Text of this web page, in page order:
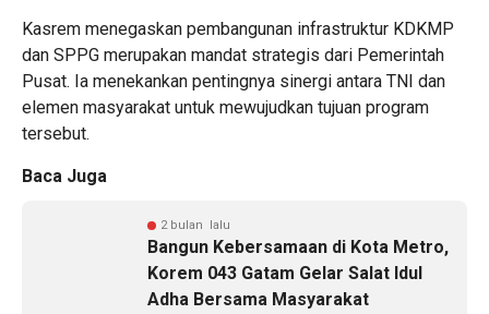
Kasrem menegaskan pembangunan infrastruktur KDKMP
dan SPPG merupakan mandat strategis dari Pemerintah
Pusat. Ia menekankan pentingnya sinergi antara TNI dan
elemen masyarakat untuk mewujudkan tujuan program
tersebut.
Baca Juga
2 bulan lalu
Bangun Kebersamaan di Kota Metro,
Korem 043 Gatam Gelar Salat Idul
Adha Bersama Masyarakat